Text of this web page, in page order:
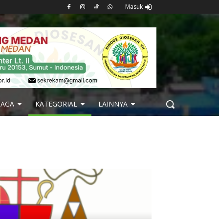
Masuk
KATEGORIAL LAINNYA